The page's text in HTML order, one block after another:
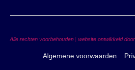
Alle rechten voorbehouden | website ontwikkeld door
Algemene voorwaarden